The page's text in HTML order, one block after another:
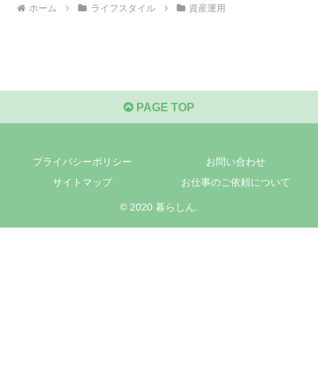
ホーム ライフスタイル 資産運用
PAGE TOP
プライバシーポリシー
お問い合わせ
サイトマップ
お仕事のご依頼について
© 2020 暮らしん.